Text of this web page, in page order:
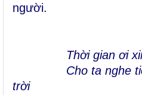
người.
Thời gian ơi
Cho ta nghe
trời